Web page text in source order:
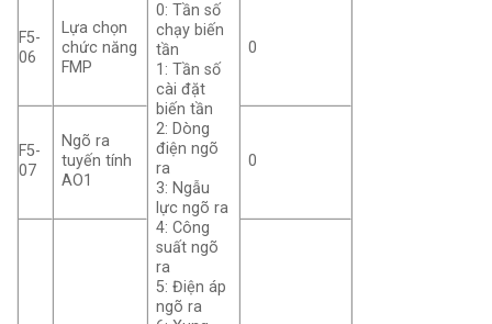
F5-
06
Lựa chọn
chức năng
FMP
0: Tần số
chạy biến
tần
1: Tần số
cài đặt
biến tần
2: Dòng
điện ngõ
ra
3: Ngẫu
lực ngõ ra
4: Công
suất ngõ
ra
5: Điện áp
ngõ ra
0
F5-
07
Ngõ ra
tuyến tính
AO1
0